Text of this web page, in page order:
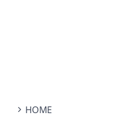
HOME